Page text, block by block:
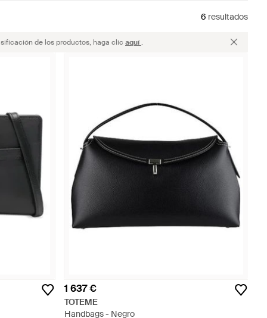
6 resultados
de los productos, haga clic aquí.
1 637 €
TOTEME
Handbags - Negro